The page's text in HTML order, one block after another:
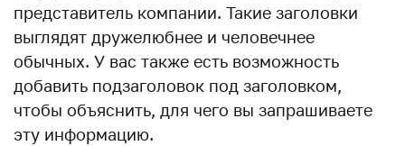
представитель компании. Такие заголовки
выглядят дружелюбнее и человечнее
обычных. У вас также есть возможность
добавить подзаголовок под заголовком,
чтобы объяснить, для чего вы запрашиваете
эту информацию.